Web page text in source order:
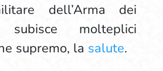
dell’Arma dei
subisce molteplici
supremo, la salute.